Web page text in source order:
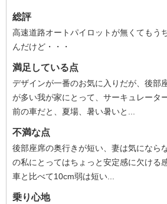
総評
高速道路オートパイロットが無くてもう
んだけど・・・
満足している点
デザインが一番のお気に入りだが、後部
が多い我が家にとって、サーキュレータ
前の車だと、夏場、暑い暑いと...
不満な点
後部座席の奥行きが短い、妻は気になら
の私にとってはちょっと安定感に欠ける
車と比べて10cm弱は短い...
乗り心地